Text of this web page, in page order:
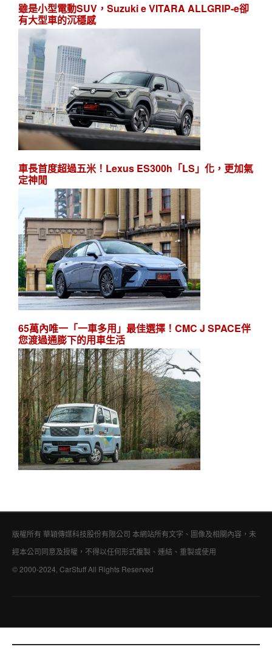
雖是小型電動SUV，Suzuki e VITARA ALLGRIP-e卻
有大型車的沉穩感
車長首度超過五米！Lexus ES300h「LS」化，更加氣
定神閒
65萬內唯一「一車多用」最佳選擇！CMC J SPACE伴
您渡過通膨下的用車生活
版權所有 華穎傳媒科技股份有限公司 本網站所有文字、圖像及相關內容，未
經本公司同意及授權，不得以任何形式複製、連結、重製或使用
© 2000-2024, CarStuff All Rights Reserved